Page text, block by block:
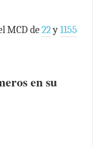
MCD de22y1155
en su